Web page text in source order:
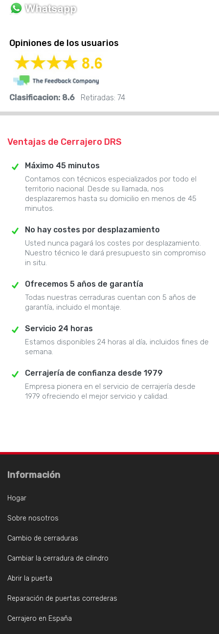
Opiniones de los usuarios
Clasificacion: 8.6 Retiradas: 74
Ventajas de Cerrajero DRS
Máximo 45 minutos
Contamos con técnicos especializados por todo el
territorio nacional. Desde su llamada, nos
desplazaremos hasta su domicilio en menos de 45
minutos.
No hay costes por desplazamiento
Usted nunca pagará los costes por desplazamiento.
Nuestro técnico le dará presupuesto sin compromiso
in situ.
Ofrecemos 5 años de garantía
Todas nuestras cerraduras cuentan con 5 años de
garantía, incluido el montaje.
Servicio 24 horas
Estamos disponibles 24 horas al día, incluidos fines de
semana.
Cerrajería de confianza desde 1979
Empresa pionera en el servicio de cerrajería desde
1979 ofreciendo el mejor servicio y calidad.
Información
Hogar
Sobre nosotros
Cambio de cerraduras
Cambiar la cerradura de cilindro
Abrir la puerta
Reparación de puertas correderas
Cerrajero en España